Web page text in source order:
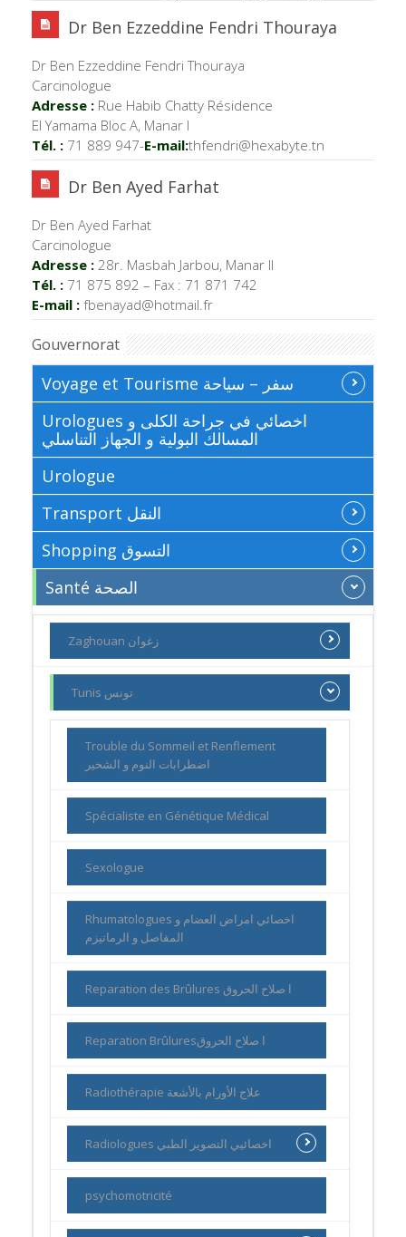
Dr Ben Ezzeddine Fendri Thouraya
Dr Ben Ezzeddine Fendri Thouraya
Carcinologue
Adresse : Rue Habib Chatty Résidence
El Yamama Bloc A, Manar I
Tél. : 71 889 947-E-mail:thfendri@hexabyte.tn
Dr Ben Ayed Farhat
Dr Ben Ayed Farhat
Carcinologue
Adresse : 28r. Masbah Jarbou, Manar II
Tél. : 71 875 892 – Fax : 71 871 742
E-mail : fbenayad@hotmail.fr
Gouvernorat
Voyage et Tourisme سفر – سياحة
Urologues اخصائي في جراحة الكلى و
المسالك البولية و الجهاز التناسلي
Urologue
Transport النقل
Shopping التسوق
Santé الصحة
Zaghouan زغوان
Tunis تونس
Trouble du Sommeil et Renflement
اضطرابات النوم و الشخير
Spécialiste en Génétique Médical
Sexologue
Rhumatologues اخصائي امراض العضام و
المفاصل و الرماتيزم
Reparation des Brûlures ا صلاح الحروق
Reparation Brûluresا صلاح الحروق
Radiothérapie علاج الأورام بالأشعة
Radiologues اخصائيي التصوير الطبي
psychomotricité